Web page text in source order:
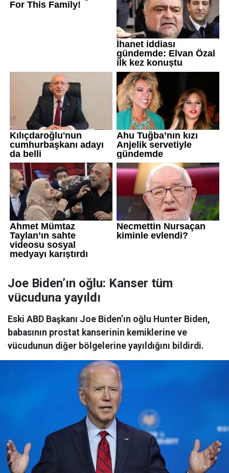
Joe Biden’ın oğlu: Kanser tüm
vücuduna yayıldı
Eski ABD Başkanı Joe Biden’ın oğlu Hunter Biden,
babasının prostat kanserinin kemiklerine ve
vücudunun diğer bölgelerine yayıldığını bildirdi.